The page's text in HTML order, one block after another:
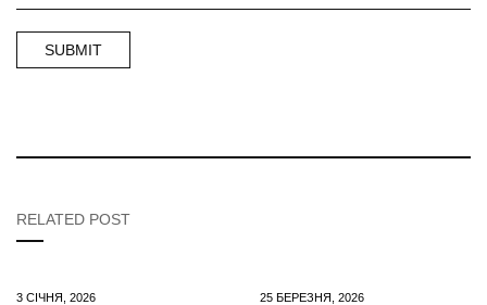
RELATED POST
3 СІЧНЯ, 2026 25 БЕРЕЗНЯ, 2026